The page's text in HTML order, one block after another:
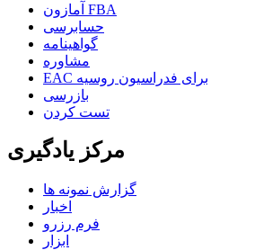
آمازون FBA
حسابرسی
گواهینامه
مشاوره
EAC برای فدراسیون روسیه
بازرسی
تست کردن
مرکز یادگیری
گزارش نمونه ها
اخبار
فرم رزرو
ابزار